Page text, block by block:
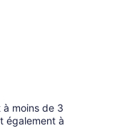
à moins de 3
également à